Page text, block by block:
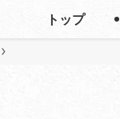
トップ